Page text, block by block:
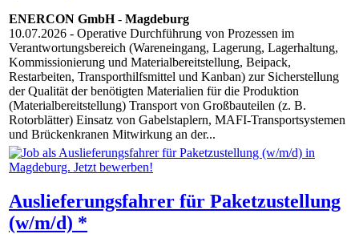
ENERCON GmbH- Magdeburg
10.07.2026 - Operative Durchführung von Prozessen im
Verantwortungsbereich (Wareneingang, Lagerung, Lagerhaltung,
Kommissionierung und Materialbereitstellung, Beipack,
Restarbeiten, Transporthilfsmittel und Kanban) zur Sicherstellung
der Qualität der benötigten Materialien für die Produktion
(Materialbereitstellung) Transport von Großbauteilen (z. B.
Rotorblätter) Einsatz von Gabelstaplern, MAFI-Transportsystemen
und Brückenkranen Mitwirkung an der...
Auslieferungsfahrer für Paketzustellung
(w/m/d) *